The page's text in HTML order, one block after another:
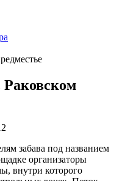
забава под названием
организаторы
внутри которого